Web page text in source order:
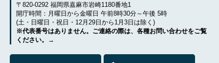
〒820-0292 福岡県嘉麻市岩崎1180番地1
開庁時間：月曜日から金曜日 午前8時30分～午後 5時
(土・日曜日・祝日・12月29日から1月3日は除く)
※代表番号はありません。ご連絡の際は、各種お問い合わせをご覧
ください。→